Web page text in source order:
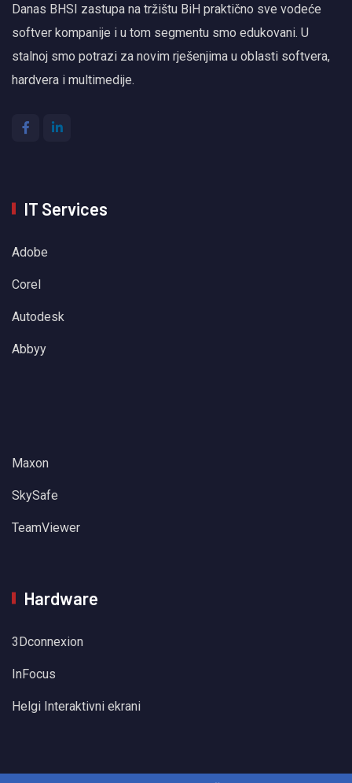
Danas BHSI zastupa na tržištu BiH praktično sve vodeće
softver kompanije i u tom segmentu smo edukovani. U
stalnoj smo potrazi za novim rješenjima u oblasti softvera,
hardvera i multimedije.
IT Services
Adobe
Corel
Autodesk
Abbyy
Maxon
SkySafe
TeamViewer
Hardware
3Dconnexion
InFocus
Helgi Interaktivni ekrani